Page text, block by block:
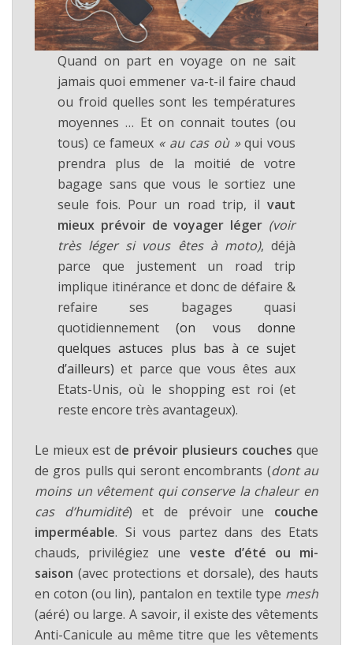
Quand on part en voyage on ne sait
jamais quoi emmener va-t-il faire chaud
ou froid quelles sont les températures
moyennes … Et on connait toutes (ou
tous) ce fameux « au cas où »qui vous
prendra plus de la moitié de votre
bagage sans que vous le sortiez une
seule fois. Pour un road trip, ilvaut
mieux prévoir de voyager léger (voir
très léger si vous êtes à moto), déjà
parce que justement un road trip
implique itinérance et donc de défaire &
refaire ses bagages quasi
quotidiennement(on vous donne
quelques astuces plus bas à ce sujet
d’ailleurs)et parce que vous êtes aux
Etats-Unis, où le shopping est roi (et
reste encore très avantageux).
Le mieux est de prévoir plusieurs couches que
de gros pulls qui seront encombrants (dont au
moins un vêtement qui conserve la chaleur en
cas d’humidité) et de prévoir une couche
imperméable. Si vous partez dans des Etats
chauds, privilégiez une veste d’été ou mi-
saison (avec protections et dorsale), des hauts
en coton (ou lin), pantalon en textile type mesh
(aéré) ou large. A savoir, il existe des vêtements
Anti-Canicule au même titre que les vêtements